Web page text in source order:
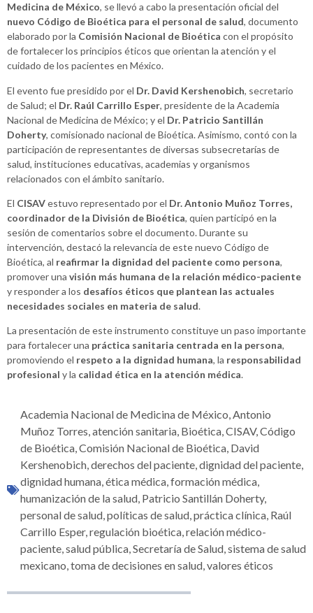
Medicina de México, se llevó a cabo la presentación oficial del
nuevo Código de Bioética para el personal de salud, documento
elaborado por la Comisión Nacional de Bioética con el propósito
de fortalecer los principios éticos que orientan la atención y el
cuidado de los pacientes en México.
El evento fue presidido por el Dr. David Kershenobich, secretario
de Salud; el Dr. Raúl Carrillo Esper, presidente de la Academia
Nacional de Medicina de México; y el Dr. Patricio Santillán
Doherty, comisionado nacional de Bioética. Asimismo, contó con la
participación de representantes de diversas subsecretarías de
salud, instituciones educativas, academias y organismos
relacionados con el ámbito sanitario.
El CISAVestuvo representado por el Dr. Antonio Muñoz Torres,
coordinador de la División de Bioética, quien participó en la
sesión de comentarios sobre el documento. Durante su
intervención, destacó la relevancia de este nuevo Código de
Bioética, al reafirmar la dignidad del paciente como persona,
promover una visión más humana de la relación médico-paciente
y responder a los desafíos éticos que plantean las actuales
necesidades sociales en materia de salud.
La presentación de este instrumento constituye un paso importante
para fortalecer una práctica sanitaria centrada en la persona,
promoviendo el respeto a la dignidad humana, la responsabilidad
profesional y la calidad ética en la atención médica.
Academia Nacional de Medicina de México,Antonio
Muñoz Torres,atención sanitaria, Bioética,CISAV,Código
de Bioética,Comisión Nacional de Bioética, David
Kershenobich,derechos del paciente,dignidad del paciente,
dignidad humana,ética médica,formación médica,
humanización de la salud, Patricio Santillán Doherty,
personal de salud,políticas de salud,práctica clínica, Raúl
Carrillo Esper,regulación bioética,relación médico-
paciente,salud pública,Secretaría de Salud,sistema de salud
mexicano,toma de decisiones en salud,valores éticos